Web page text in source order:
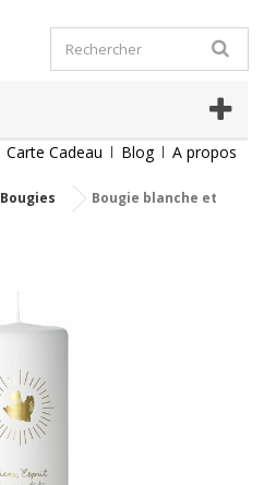
Carte Cadeau Blog A propos
Bougies
Bougie blanche et